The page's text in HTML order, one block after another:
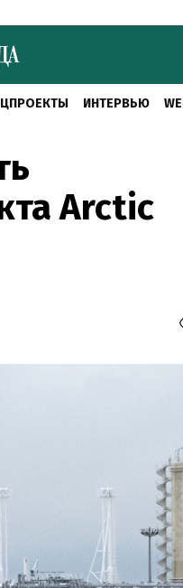
ИНТЕРВЬЮ
Arctic